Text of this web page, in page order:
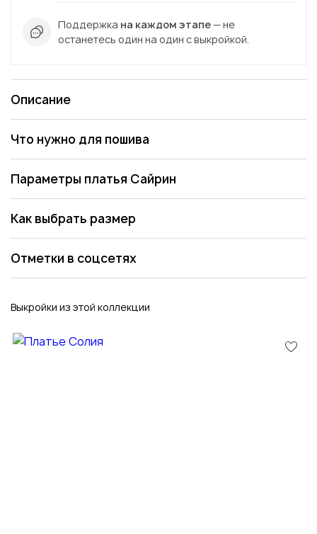
Поддержка на каждом этапе — не
останетесь один на один с выкройкой.
Описание
Что нужно для пошива
Параметры платья Сайрин
Как выбрать размер
Отметки в соцсетях
Выкройки из этой коллекции